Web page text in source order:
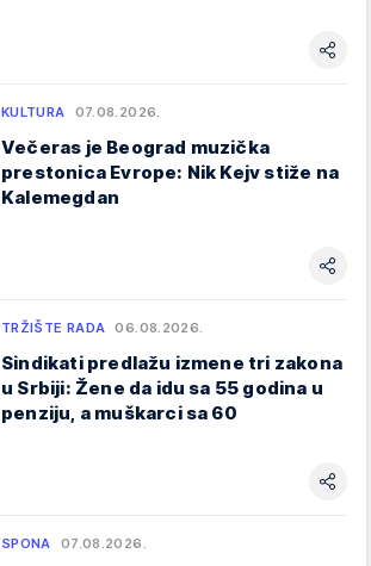
KULTURA 07.08.2026.
Večeras je Beograd muzička
prestonica Evrope: Nik Kejv stiže na
Kalemegdan
TRŽIŠTE RADA 06.08.2026.
Sindikati predlažu izmene tri zakona
u Srbiji: Žene da idu sa 55 godina u
penziju, a muškarci sa 60
SPONA 07.08.2026.